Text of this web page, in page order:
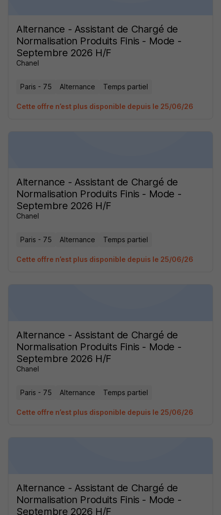
Alternance - Assistant de Chargé de
Normalisation Produits Finis - Mode -
Septembre 2026 H/F
Chanel
Paris - 75 Alternance Temps partiel
Cette offre n’est plus disponible depuis le 25/06/26
Alternance - Assistant de Chargé de
Normalisation Produits Finis - Mode -
Septembre 2026 H/F
Chanel
Paris - 75 Alternance Temps partiel
Cette offre n’est plus disponible depuis le 25/06/26
Alternance - Assistant de Chargé de
Normalisation Produits Finis - Mode -
Septembre 2026 H/F
Chanel
Paris - 75 Alternance Temps partiel
Cette offre n’est plus disponible depuis le 25/06/26
Alternance - Assistant de Chargé de
Normalisation Produits Finis - Mode -
Septembre 2026 H/F